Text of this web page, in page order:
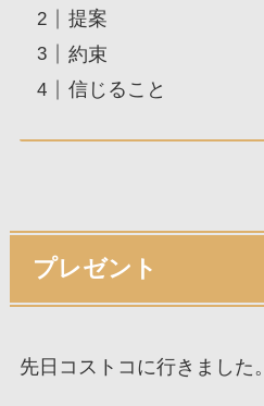
提案
約束
信じること
プレゼント
先日コストコに行きました。